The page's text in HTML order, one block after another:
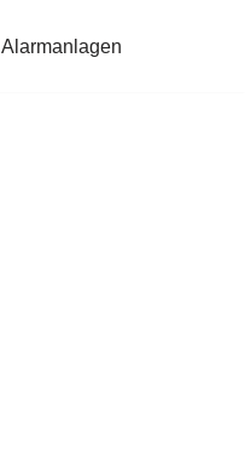
Alarmanlagen